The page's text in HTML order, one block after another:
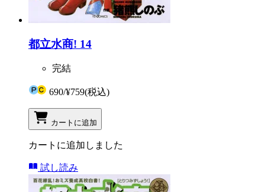
都立水商! 14
完結
690/¥759(税込)
カートに追加
カートに追加しました
試し読み